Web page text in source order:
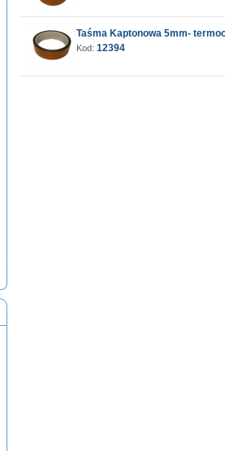
Taśma Kaptonowa 5mm-
Kod: 12394